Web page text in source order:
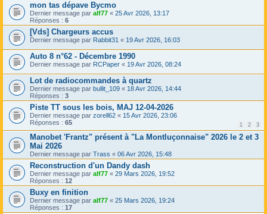
mon tas dépave Bycmo
Dernier message par alf77 « 25 Avr 2026, 13:17
Réponses : 6
[Vds] Chargeurs accus
Dernier message par Rabbit31 « 19 Avr 2026, 16:03
Auto 8 n°62 - Décembre 1990
Dernier message par RCPaper « 19 Avr 2026, 08:24
Lot de radiocommandes à quartz
Dernier message par bullit_109 « 18 Avr 2026, 14:44
Réponses : 3
Piste TT sous les bois, MAJ 12-04-2026
Dernier message par zorell62 « 15 Avr 2026, 23:06
Réponses : 65 1 2 3
Manobet 'Frantz" présent à "La Montluçonnaise" 2026 le 2 et 3
Mai 2026
Dernier message par Trass « 06 Avr 2026, 15:48
Reconstruction d'un Dandy dash
Dernier message par alf77 « 29 Mars 2026, 19:52
Réponses : 12
Buxy en finition
Dernier message par alf77 « 25 Mars 2026, 19:24
Réponses : 17